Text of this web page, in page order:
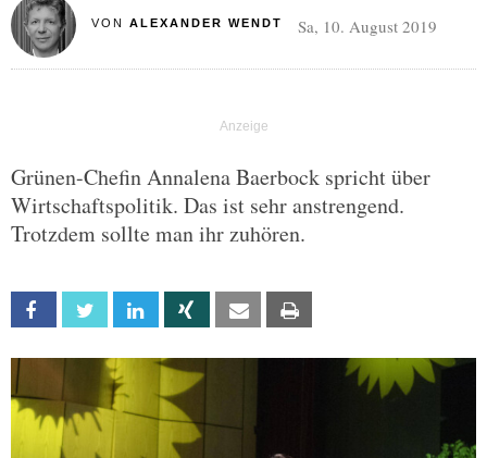
VON ALEXANDER WENDT Sa, 10. August 2019
Grünen-Chefin Annalena Baerbock spricht über
Wirtschaftspolitik. Das ist sehr anstrengend.
Trotzdem sollte man ihr zuhören.
Facebook Twitter Linkedin Xing Email